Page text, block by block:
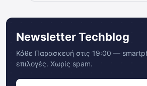
Newsletter Techblog
Κάθε Παρασκευή στις 19:00 —
επιλογές. Χωρίς spam.